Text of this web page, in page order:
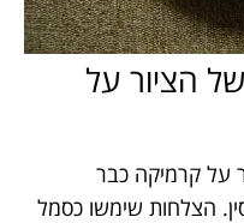
הציור על
על קרמיקה כבר
הצלחות שימשו כסמל